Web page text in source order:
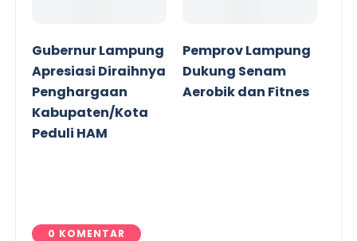
Gubernur Lampung
Apresiasi Diraihnya
Penghargaan
Kabupaten/Kota
Peduli HAM
Pemprov Lampung
Dukung Senam
Aerobik dan Fitnes
0 KOMENTAR